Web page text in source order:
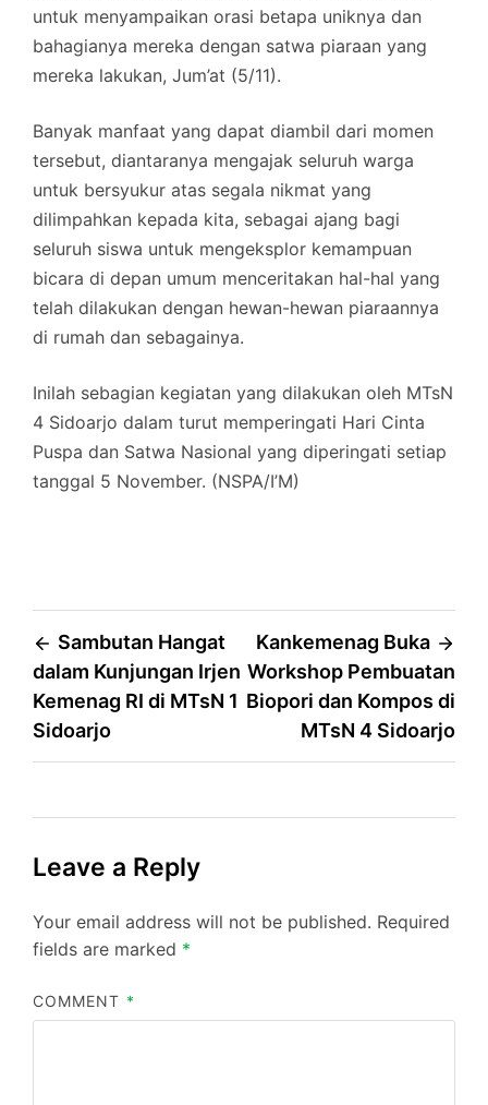
untuk menyampaikan orasi betapa uniknya dan
bahagianya mereka dengan satwa piaraan yang
mereka lakukan, Jum’at (5/11).
Banyak manfaat yang dapat diambil dari momen
tersebut, diantaranya mengajak seluruh warga
untuk bersyukur atas segala nikmat yang
dilimpahkan kepada kita, sebagai ajang bagi
seluruh siswa untuk mengeksplor kemampuan
bicara di depan umum menceritakan hal-hal yang
telah dilakukan dengan hewan-hewan piaraannya
di rumah dan sebagainya.
Inilah sebagian kegiatan yang dilakukan oleh MTsN
4 Sidoarjo dalam turut memperingati Hari Cinta
Puspa dan Satwa Nasional yang diperingati setiap
tanggal 5 November. (NSPA/I’M)
Post
navigation
Sambutan Hangat
dalam Kunjungan Irjen
Kemenag RI di MTsN 1
Sidoarjo
Kankemenag Buka
Workshop Pembuatan
Biopori dan Kompos di
MTsN 4 Sidoarjo
Leave a Reply
Your email address will not be published. Required
fields are marked *
COMMENT *